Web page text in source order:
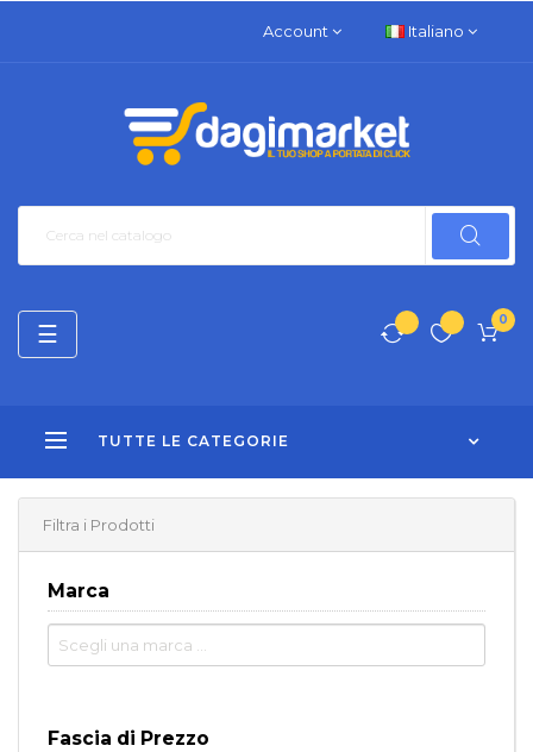
Account Italiano
0
TUTTE LE CATEGORIE
navigazione
Toggle
☰
Filtra i Prodotti
Marca
Fascia di Prezzo